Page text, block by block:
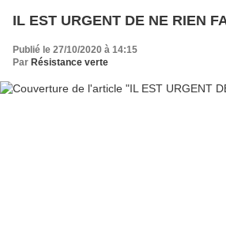
IL EST URGENT DE NE RIEN
Publié le 27/10/2020 à 14:15
Par Résistance verte